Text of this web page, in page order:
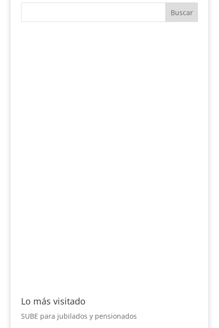
Lo más visitado
SUBE para jubilados y pensionados